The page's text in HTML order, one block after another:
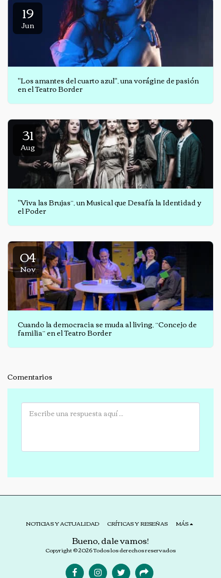
19
Jun
"Los amantes del cuarto azul", una vorágine de pasión
en el Teatro Border
31
Aug
"Viva las Brujas”, un Musical que Desafía la Identidad y
el Poder
04
Nov
Cuando la democracia se muda al living, “Concejo de
familia” en el Teatro Border
Comentarios
Bueno, dale vamos!
Copyright © 2026 Todos los derechos reservados
NOTICIAS Y ACTUALIDAD CRÍTICAS Y RESEÑAS MÁS